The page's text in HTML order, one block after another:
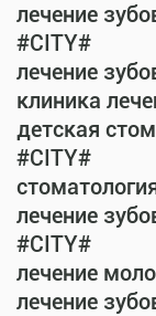
лечение
#CITY#
лечение
клиника
детская
#CITY#
лечение
#CITY#
лечение
лечение